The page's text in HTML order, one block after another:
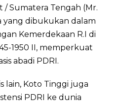
/ Sumatera Tengah (Mr.
yang dibukukan dalam
Kemerdekaan R.I di
1950 II, memperkuat
abadi PDRI.
lain, Koto Tinggi juga
PDRI ke dunia